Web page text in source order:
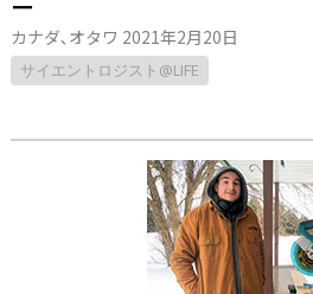
ー
カナダ､オタワ 2021年2月20日
サイエントロジスト@LIFE